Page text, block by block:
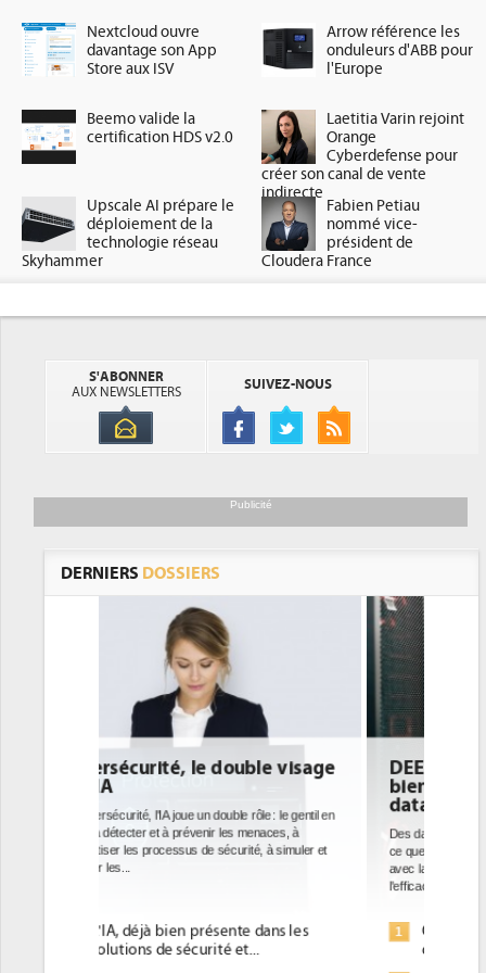
Nextcloud ouvre
davantage son App
Store aux ISV
Arrow référence les
onduleurs d'ABB pour
l'Europe
Beemo valide la
certification HDS v2.0
Laetitia Varin rejoint
Orange
Cyberdefense pour
créer son canal de vente
indirecte
Upscale AI prépare le
déploiement de la
technologie réseau
Skyhammer
Fabien Petiau
nommé vice-
président de
Cloudera France
S'ABONNER
AUX NEWSLETTERS
SUIVEZ-NOUS
Publicité
DERNIERS DOSSIERS
DEE: l'efficacité énergétique
bientôt une obligation pour les
datacenters
Des datacenters plus durables et plus efficaces, c'est
ce que recherchent les pouvoirs publics européens
avec la mise en oeuvre de la nouvelle Directive sur
1
Qu'est-ce que la DEE (directive
d'efficacité énergétique) ?